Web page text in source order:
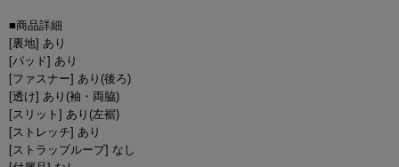
■商品詳細
[裏地] あり
[パッド] あり
[ファスナー] あり(後ろ)
[透け] あり(袖・両脇)
[スリット] あり(左裾)
[ストレッチ] あり
[ストラップループ] なし